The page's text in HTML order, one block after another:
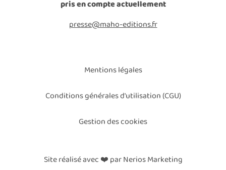
pris en compte actuellement
presse@maho-editions.fr
Mentions légales
Conditions générales d'utilisation (CGU)
Gestion des cookies
Site réalisé avec ❤️ par Nerios Marketing